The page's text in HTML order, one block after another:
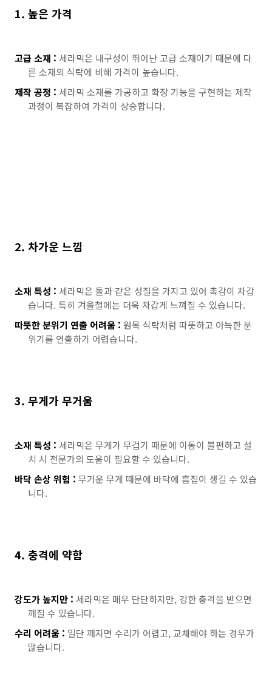
1. 높은 가격
고급 소재 : 세라믹은 내구성이 뛰어난 고급 소재이기 때문에 다
른 소재의 식탁에 비해 가격이 높습니다.
제작 공정 : 세라믹 소재를 가공하고 확장 기능을 구현하는 제작
과정이 복잡하여 가격이 상승합니다.
2. 차가운 느낌
소재 특성 : 세라믹은 돌과 같은 성질을 가지고 있어 촉감이 차갑
습니다. 특히 겨울철에는 더욱 차갑게 느껴질 수 있습니다.
따뜻한 분위기 연출 어려움 : 원목 식탁처럼 따뜻하고 아늑한 분
위기를 연출하기 어렵습니다.
3. 무게가 무거움
소재 특성 : 세라믹은 무게가 무겁기 때문에 이동이 불편하고 설
치 시 전문가의 도움이 필요할 수 있습니다.
바닥 손상 위험 : 무거운 무게 때문에 바닥에 흠집이 생길 수 있습
니다.
4. 충격에 약함
강도가 높지만 : 세라믹은 매우 단단하지만, 강한 충격을 받으면
깨질 수 있습니다.
수리 어려움 : 일단 깨지면 수리가 어렵고, 교체해야 하는 경우가
많습니다.